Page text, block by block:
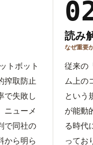
トボット
搾取防止
で失敗し
ニューメ
で同社の
から明ら
読み
なぜ重要
従来の
ム上の
という
が能動
る時代
ってお